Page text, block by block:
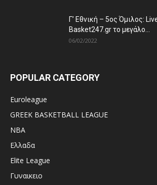
Γ’ Εθνική – 5ος Όμιλος:
Basket247.gr το μεγάλο...
06/02/2022
POPULAR CATEGORY
Euroleague
GREEK BASKETBALL LEAGUE
NBA
Ελλαδα
Elite League
Γυναικειο